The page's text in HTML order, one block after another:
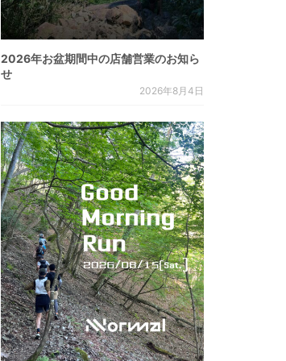
2026年お盆期間中の店舗営業のお知ら
せ
2026年8月4日